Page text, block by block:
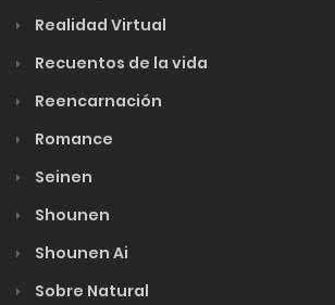
Realidad Virtual
Recuentos de la vida
Reencarnación
Romance
Seinen
Shounen
Shounen Ai
Sobre Natural